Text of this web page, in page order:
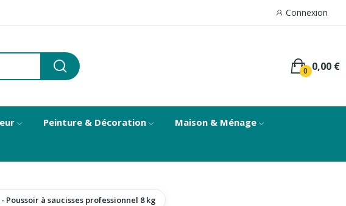
Connexion
0,00 €
0
Peinture & Décoration
Maison & Ménage
- Poussoir à saucisses professionnel 8 kg